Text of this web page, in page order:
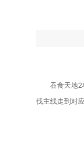
吞食天地2
伐主线走到对